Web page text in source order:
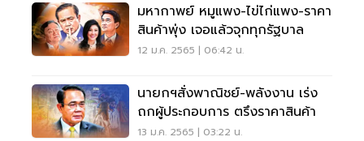
มหากาพย์ หมูแพง-ไข่ไก่แพง-ราคา
สินค้าพุ่ง เจอแล้วจุกทุกรัฐบาล
12 ม.ค. 2565 | 06:42 น.
นายกฯสั่งพาณิชย์-พลังงาน เร่ง
ถกผู้ประกอบการ ตรึงราคาสินค้า
13 ม.ค. 2565 | 03:22 น.